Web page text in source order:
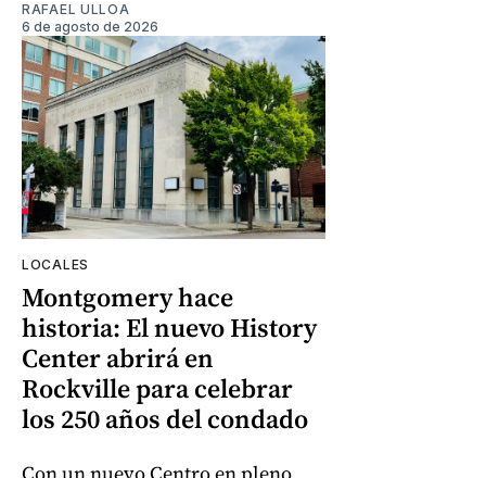
RAFAEL ULLOA
6 de agosto de 2026
LOCALES
Montgomery hace
historia: El nuevo History
Center abrirá en
Rockville para celebrar
los 250 años del condado